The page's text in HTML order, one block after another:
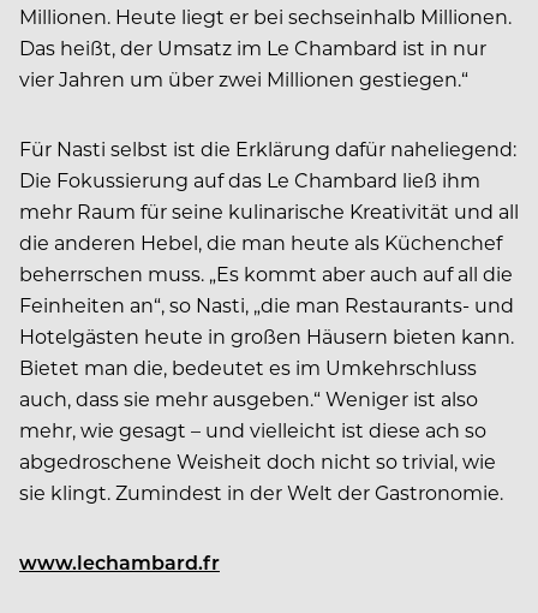
Millionen. Heute liegt er bei sechseinhalb Millionen.
Das heißt, der Umsatz im Le Chambard ist in nur
vier Jahren um über zwei Millionen gestiegen.“
Für Nasti selbst ist die Erklärung dafür naheliegend:
Die Fokussierung auf das Le Chambard ließ ihm
mehr Raum für seine kulinarische Kreativität und all
die anderen Hebel, die man heute als Küchenchef
beherrschen muss. „Es kommt aber auch auf all die
Feinheiten an“, so Nasti, „die man Restaurants- und
Hotelgästen heute in großen Häusern bieten kann.
Bietet man die, bedeutet es im Umkehrschluss
auch, dass sie mehr ausgeben.“ Weniger ist also
mehr, wie gesagt – und vielleicht ist diese ach so
abgedroschene Weisheit doch nicht so trivial, wie
sie klingt. Zumindest in der Welt der Gastronomie.
www.lechambard.fr